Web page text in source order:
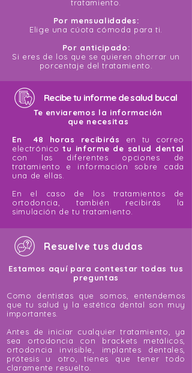
tratamiento.
Por mensualidades:
Elige una cúota cómoda para ti.
Por anticipado:
Si eres de los que se quieren ahorrar un
porcentaje del tratamiento.
Recibe tu informe de salud bucal
Te enviaremos la información
que necesitas
En 48 horas recibirás en tu correo
electrónicotu informe de salud dental
con las diferentes opciones de
tratamiento e información sobre cada
una de ellas.
En el caso de los tratamientos de
ortodoncia, también recibirás la
simulación de tu tratamiento.
Resuelve tus dudas
Estamos aquí para contestar todas tus
preguntas​
Como dentistas que somos, entendemos
que tu salud y la estética dental son muy
importantes.
Antes de iniciar cualquier tratamiento, ya
sea ortodoncia con brackets metálicos,
ortodoncia invisible, implantes dentales,
prótesis u otro, tienes que tener todo
claramente resuelto.